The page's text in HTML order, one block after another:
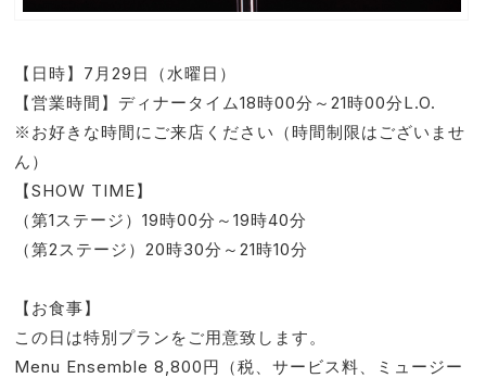
【日時】7月29日（水曜日）
【営業時間】ディナータイム18時00分～21時00分L.O.
※お好きな時間にご来店ください（時間制限はございませ
ん）
【SHOW TIME】
（第1ステージ）19時00分～19時40分
（第2ステージ）20時30分～21時10分
【お食事】
この日は特別プランをご用意致します。
Menu Ensemble 8,800円（税、サービス料、ミュージー